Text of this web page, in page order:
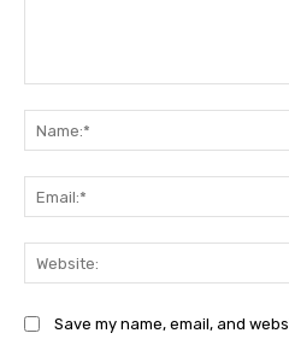
Save my name, email, and